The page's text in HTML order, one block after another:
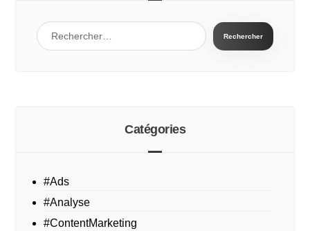
Catégories
#Ads
#Analyse
#ContentMarketing